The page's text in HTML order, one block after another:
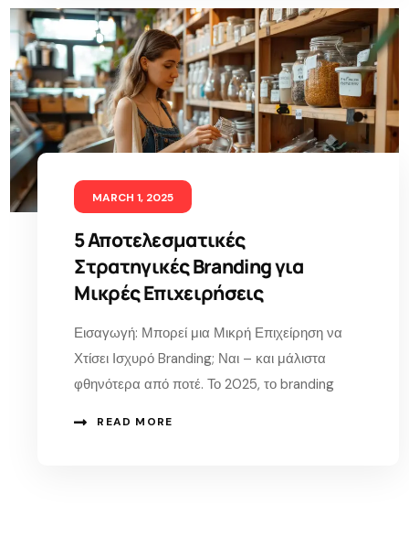
MARCH 1, 2025
5 Αποτελεσματικές
Στρατηγικές Branding για
Μικρές Επιχειρήσεις
Εισαγωγή: Μπορεί μια Μικρή Επιχείρηση να
Χτίσει Ισχυρό Branding; Ναι – και μάλιστα
φθηνότερα από ποτέ. Το 2025, το branding
READ MORE